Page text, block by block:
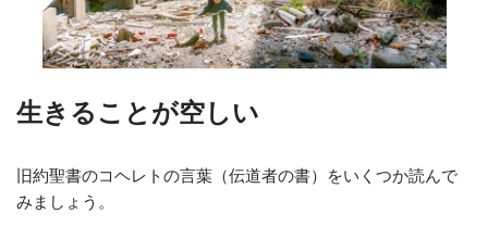
生きることが空しい
旧約聖書のコヘレトの言葉（伝道者の書）をいくつか読んで
みましょう。